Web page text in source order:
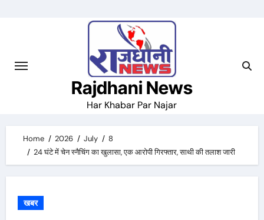
Rajdhani News
Har Khabar Par Najar
Home 2026 July
8
24 घंटे में चेन स्नैचिंग का खुलासा, एक आरोपी गिरफ्तार, साथी की तलाश जारी
खबर